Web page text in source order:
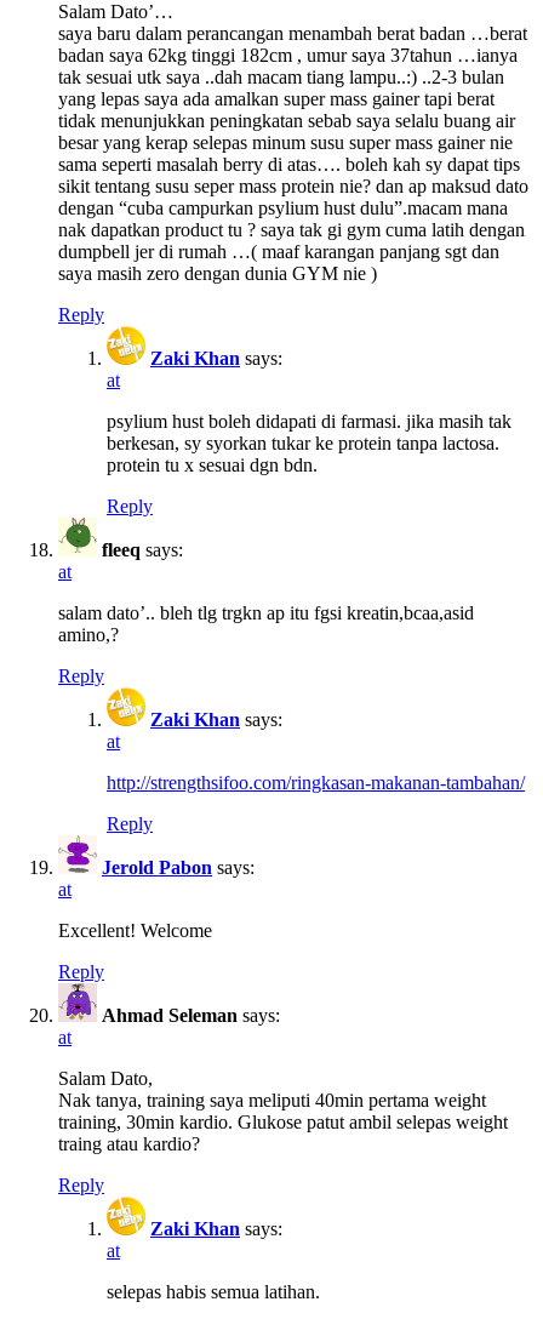
Salam Dato’…
saya baru dalam perancangan menambah berat badan …berat
badan saya 62kg tinggi 182cm , umur saya 37tahun …ianya
tak sesuai utk saya ..dah macam tiang lampu..:) ..2-3 bulan
yang lepas saya ada amalkan super mass gainer tapi berat
tidak menunjukkan peningkatan sebab saya selalu buang air
besar yang kerap selepas minum susu super mass gainer nie
sama seperti masalah berry di atas…. boleh kah sy dapat tips
sikit tentang susu seper mass protein nie? dan ap maksud dato
dengan “cuba campurkan psylium hust dulu”.macam mana
nak dapatkan product tu ? saya tak gi gym cuma latih dengan
dumpbell jer di rumah …( maaf karangan panjang sgt dan
saya masih zero dengan dunia GYM nie )
Reply
Zaki Khan says:
at
psylium hust boleh didapati di farmasi. jika masih tak
berkesan, sy syorkan tukar ke protein tanpa lactosa.
protein tu x sesuai dgn bdn.
Reply
fleeq says:
at
salam dato’.. bleh tlg trgkn ap itu fgsi kreatin,bcaa,asid
amino,?
Reply
Zaki Khan says:
at
http://strengthsifoo.com/ringkasan-makanan-tambahan/
Reply
Jerold Pabon says:
at
Excellent! Welcome
Reply
Ahmad Seleman says:
at
Salam Dato,
Nak tanya, training saya meliputi 40min pertama weight
training, 30min kardio. Glukose patut ambil selepas weight
traing atau kardio?
Reply
Zaki Khan says:
at
selepas habis semua latihan.